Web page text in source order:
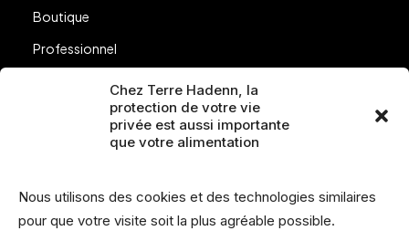
Chez Terre Hadenn, la
protection de votre vie
privée est aussi importante
que votre alimentation
Nous utilisons des cookies et des technologies similaires
pour que votre visite soit la plus agréable possible.
Boutique
Professionnel